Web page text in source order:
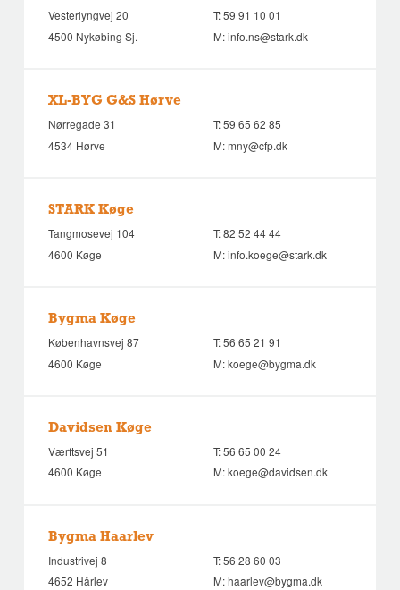
Vesterlyngvej 20
4500 Nykøbing Sj.
T:59 91 10 01
M:info.ns@stark.dk
XL-BYG G&S Hørve
Nørregade 31
4534 Hørve
T:59 65 62 85
M:mny@cfp.dk
STARK Køge
Tangmosevej 104
4600 Køge
T:82 52 44 44
M:info.koege@stark.dk
Bygma Køge
Københavnsvej 87
4600 Køge
T:56 65 21 91
M:koege@bygma.dk
Davidsen Køge
Værftsvej 51
4600 Køge
T:56 65 00 24
M:koege@davidsen.dk
Bygma Haarlev
Industrivej 8
4652 Hårlev
T:56 28 60 03
M:haarlev@bygma.dk